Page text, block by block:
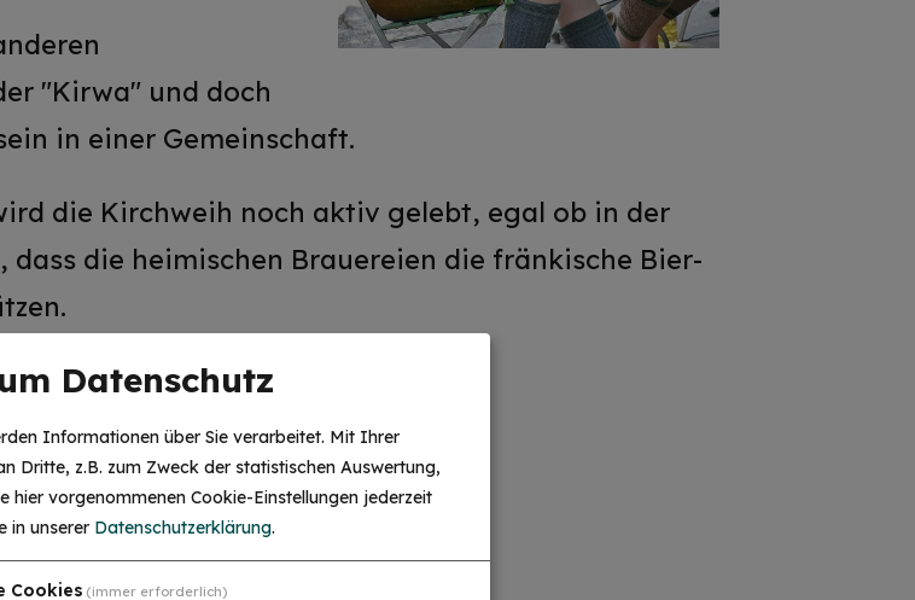
"Kirwa" und doch
in einer Gemeinschaft.
die Kirchweih noch aktiv gelebt, egal ob in der
die heimischen Brauereien die fränkische Bier-
Datenschutz
Informationen über Sie verarbeitet. Mit Ihrer
Dritte, z.B. zum Zweck der statistischen Auswertung,
hier vorgenommenen Cookie-Einstellungen jederzeit
in unserer Datenschutzerklärung.
Cookies (immer erforderlich)